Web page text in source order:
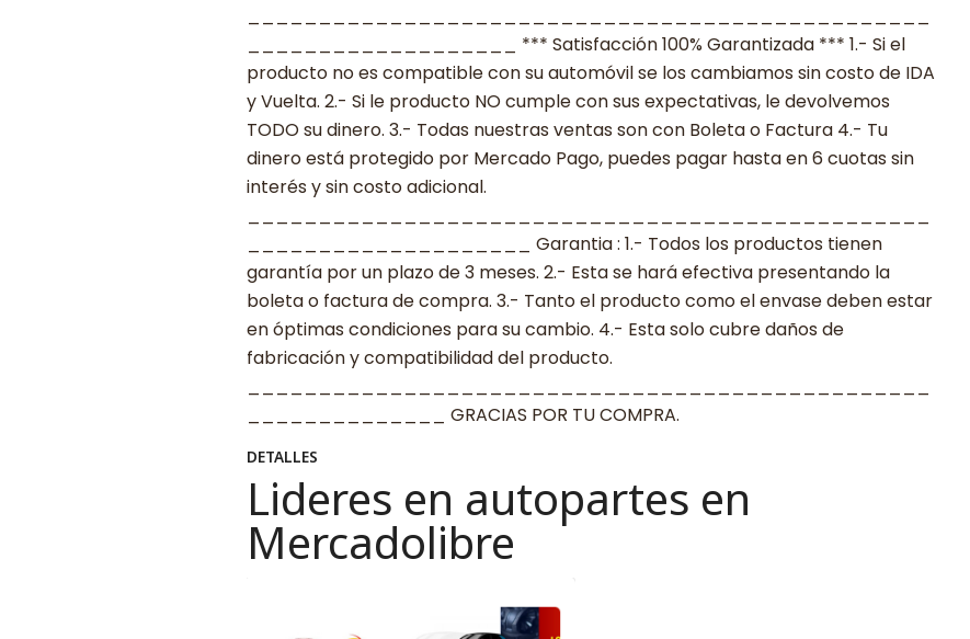
___________________ *** Satisfacción 100% Garantizada *** 1.- Si el
producto no es compatible con su automóvil se los cambiamos sin costo de IDA
y Vuelta. 2.- Si le producto NO cumple con sus expectativas, le devolvemos
TODO su dinero. 3.- Todas nuestras ventas son con Boleta o Factura 4.- Tu
dinero está protegido por Mercado Pago, puedes pagar hasta en 6 cuotas sin
interés y sin costo adicional.
____________________ Garantia : 1.- Todos los productos tienen
garantía por un plazo de 3 meses. 2.- Esta se hará efectiva presentando la
boleta o factura de compra. 3.- Tanto el producto como el envase deben estar
en óptimas condiciones para su cambio. 4.- Esta solo cubre daños de
fabricación y compatibilidad del producto.
______________ GRACIAS POR TU COMPRA.
DETALLES
Lideres en autopartes en
Mercadolibre